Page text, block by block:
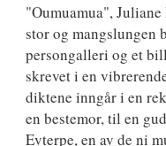
"Oumuamua",
stor og mangslungen
persongalleri og et
skrevet i en
diktene inngår i en
en bestemor, til en
Evterpe, en av de ni